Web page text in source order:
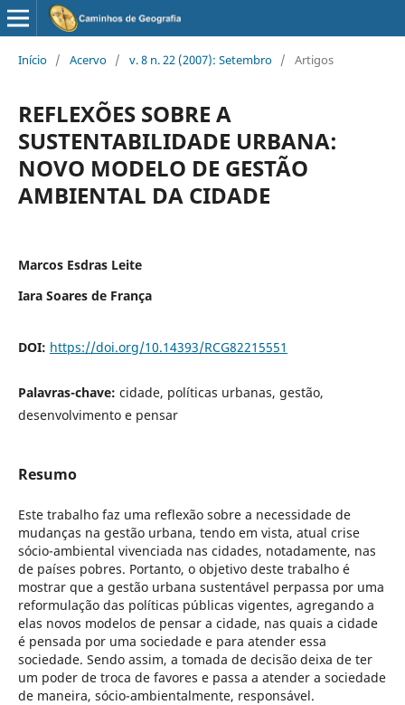
Início / Acervo / v. 8 n. 22 (2007): Setembro / Artigos
REFLEXÕES SOBRE A
SUSTENTABILIDADE URBANA:
NOVO MODELO DE GESTÃO
AMBIENTAL DA CIDADE
Marcos Esdras Leite
Iara Soares de França
DOI: https://doi.org/10.14393/RCG82215551
Palavras-chave: cidade, políticas urbanas, gestão,
desenvolvimento e pensar
Resumo
Este trabalho faz uma reflexão sobre a necessidade de
mudanças na gestão urbana, tendo em vista, atual crise
sócio-ambiental vivenciada nas cidades, notadamente, nas
de países pobres. Portanto, o objetivo deste trabalho é
mostrar que a gestão urbana sustentável perpassa por uma
reformulação das políticas públicas vigentes, agregando a
elas novos modelos de pensar a cidade, nas quais a cidade
é pensada por uma sociedade e para atender essa
sociedade. Sendo assim, a tomada de decisão deixa de ter
um poder de troca de favores e passa a atender a sociedade
de maneira, sócio-ambientalmente, responsável.